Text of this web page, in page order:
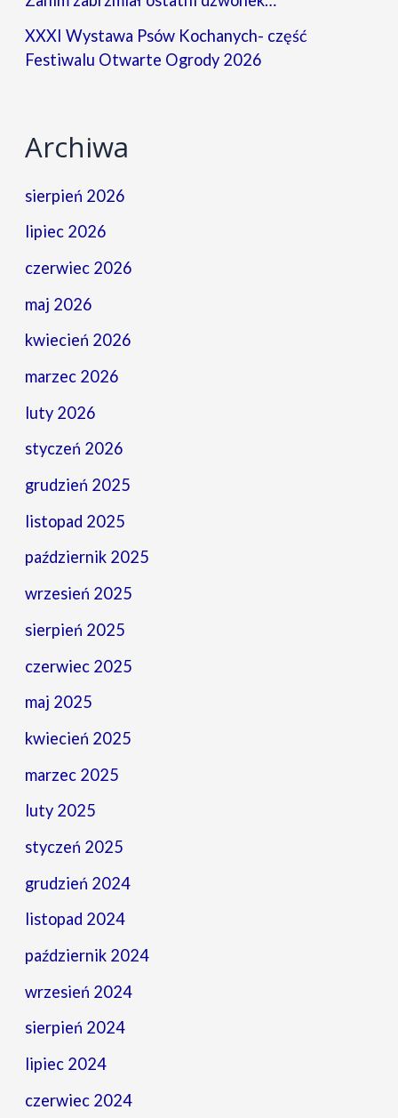
XXXI Wystawa Psów Kochanych- część
Festiwalu Otwarte Ogrody 2026
Archiwa
sierpień 2026
lipiec 2026
czerwiec 2026
maj 2026
kwiecień 2026
marzec 2026
luty 2026
styczeń 2026
grudzień 2025
listopad 2025
październik 2025
wrzesień 2025
sierpień 2025
czerwiec 2025
maj 2025
kwiecień 2025
marzec 2025
luty 2025
styczeń 2025
grudzień 2024
listopad 2024
październik 2024
wrzesień 2024
sierpień 2024
lipiec 2024
czerwiec 2024